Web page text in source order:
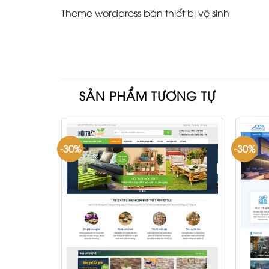
Theme wordpress bán thiết bị vệ sinh
SẢN PHẨM TƯƠNG TỰ
-30% -30%